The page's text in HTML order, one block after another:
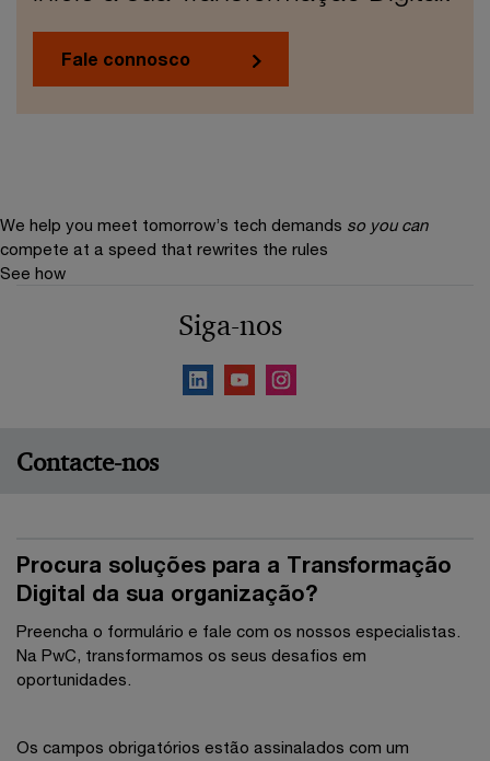
Fale connosco
We help you meet tomorrow’s tech demands so you can
compete at a speed that rewrites the rules
See how
Siga-nos
Contacte-nos
Procura soluções para a Transformação
Digital da sua organização?
Preencha o formulário e fale com os nossos especialistas.
Na PwC, transformamos os seus desafios em
oportunidades.
Os campos obrigatórios estão assinalados com um